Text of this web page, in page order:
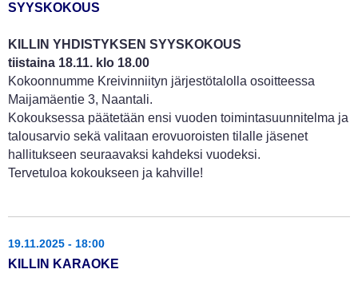
SYYSKOKOUS
KILLIN YHDISTYKSEN SYYSKOKOUS
tiistaina 18.11. klo 18.00
Kokoonnumme Kreivinniityn järjestötalolla osoitteessa
Maijamäentie 3, Naantali.
Kokouksessa päätetään ensi vuoden toimintasuunnitelma ja
talousarvio sekä valitaan erovuoroisten tilalle jäsenet
hallitukseen seuraavaksi kahdeksi vuodeksi.
Tervetuloa kokoukseen ja kahville!
19.11.2025 - 18:00
KILLIN KARAOKE